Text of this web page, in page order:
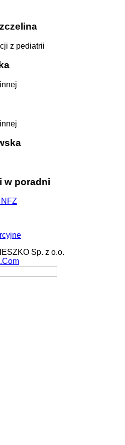
z pediatrii
w poradni
Sp. z o.o.